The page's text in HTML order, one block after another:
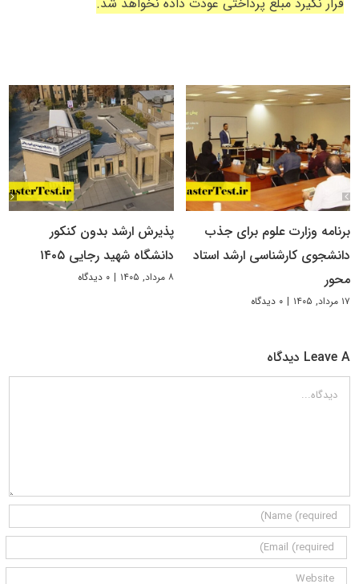
برنامه وزارت علوم برای جذب
دانشجوی کارشناسی ارشد استاد
محور
۱۷ مرداد, ۱۴۰۵ | ۰ دیدگاه
پذیرش ارشد بدون کنکور
دانشگاه شهید رجایی ۱۴۰۵
۸ مرداد, ۱۴۰۵ | ۰ دیدگاه
Leave A دیدگاه
دیدگاه